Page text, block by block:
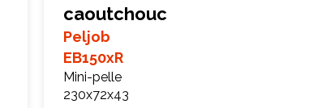
caoutchouc
Peljob
EB150xR
Mini-pelle
230x72x43